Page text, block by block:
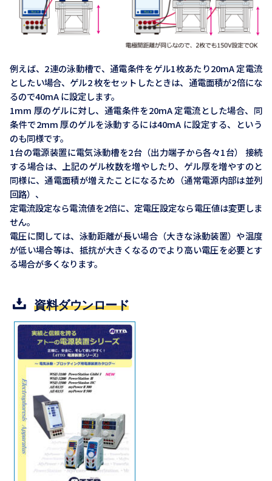
例えば、2連の泳動槽で、通電条件をゲル1枚あたり20mA 定電流
としたい場合、ゲル2 枚をセットしたときは、通電面積が2倍にな
るので40mA に設定します。
1mm 厚のゲルに対し、通電条件を20mA 定電流とした場合、同
条件で2mm 厚のゲルを泳動するには40mA に設定する、という
のも同様です。
1台の電源装置に電気泳動槽を2台（出力端子から各々1台） 接続
する場合は、上記のゲル枚数を増やしたり、ゲル厚を増やすのと
同様に、通電面積が増えたことになるため（通常電源内部は並列
回路）、
定電流設定なら電流値を2倍に、定電圧設定なら電圧値は変更しま
せん。
電圧に関しては、泳動距離が長い場合（大きな泳動装置）や温度
が低い場合等は、抵抗が大きくなるのでより高い電圧を必要とす
る場合が多くなります。
資料ダウンロード